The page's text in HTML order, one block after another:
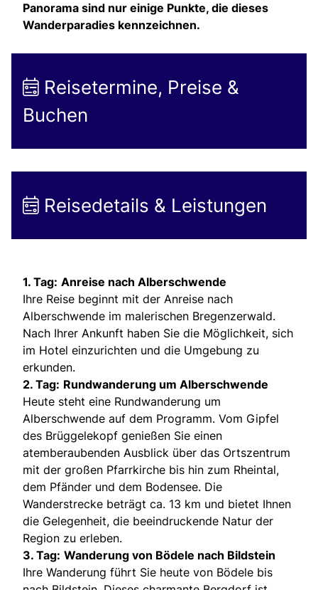
Panorama sind nur einige Punkte, die dieses
Wanderparadies kennzeichnen.
Reisetermine, Preise &
Buchen
Reisedetails & Leistungen
1. Tag: Anreise nach Alberschwende
Ihre Reise beginnt mit der Anreise nach
Alberschwende im malerischen Bregenzerwald.
Nach Ihrer Ankunft haben Sie die Möglichkeit, sich
im Hotel einzurichten und die Umgebung zu
erkunden.
2. Tag: Rundwanderung um Alberschwende
Heute steht eine Rundwanderung um
Alberschwende auf dem Programm. Vom Gipfel
des Brüggelekopf genießen Sie einen
atemberaubenden Ausblick über das Ortszentrum
mit der großen Pfarrkirche bis hin zum Rheintal,
dem Pfänder und dem Bodensee. Die
Wanderstrecke beträgt ca. 13 km und bietet Ihnen
die Gelegenheit, die beeindruckende Natur der
Region zu erleben.
3. Tag: Wanderung von Bödele nach Bildstein
Ihre Wanderung führt Sie heute von Bödele bis